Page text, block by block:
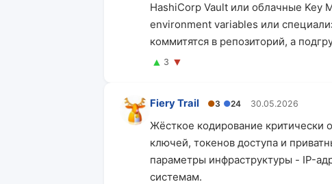
HashiCorp Vault или облачные Key
environment variables или
коммитятся в репозиторий, а
▲ 3 ▼
Fiery Trail ●3 ●24 30.05.2026
Жёсткое кодирование критически
ключей, токенов доступа и
параметры инфраструктуры - IP-
системам.